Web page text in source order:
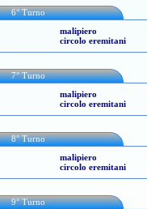
6° Turno
malipiero
circolo eremitani
7° Turno
malipiero
circolo eremitani
8° Turno
malipiero
circolo eremitani
9° Turno